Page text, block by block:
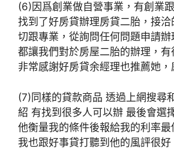
(6)因爲創業做自營事業，有創業
找到了好房貸辦理房貸二胎，接
切跟專業，從詢問任何問題申請辦
都讓我們對於房屋二胎的辦理，有
非常感謝好房貸余經理也推薦她
(7)同樣的貸款商品 透過上網搜尋
紹 有找到很多人可以辦 最後會選
他衡量我的條件後報給我的利率最
我也跟好事貸打聽到他的風評很